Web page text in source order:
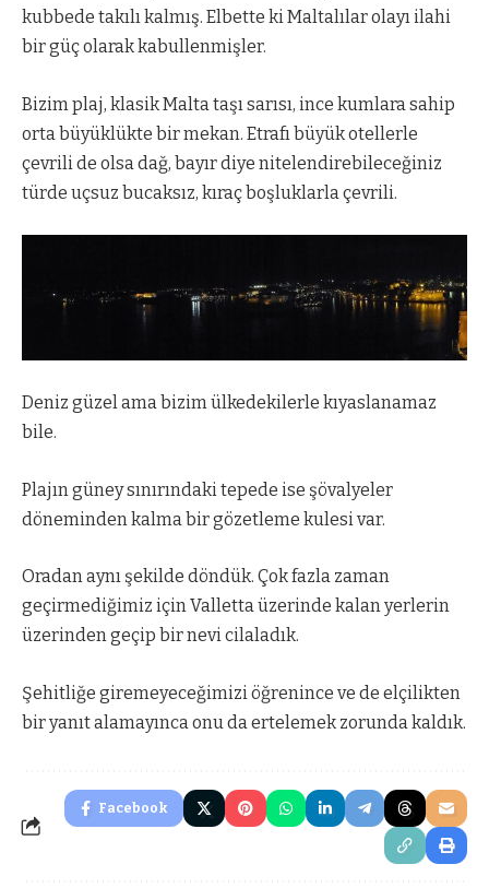
kubbede takılı kalmış. Elbette ki Maltalılar olayı ilahi
bir güç olarak kabullenmişler.
Bizim plaj, klasik Malta taşı sarısı, ince kumlara sahip
orta büyüklükte bir mekan. Etrafı büyük otellerle
çevrili de olsa dağ, bayır diye nitelendirebileceğiniz
türde uçsuz bucaksız, kıraç boşluklarla çevrili.
Deniz güzel ama bizim ülkedekilerle kıyaslanamaz
bile.
Plajın güney sınırındaki tepede ise şövalyeler
döneminden kalma bir gözetleme kulesi var.
Oradan aynı şekilde döndük. Çok fazla zaman
geçirmediğimiz için Valletta üzerinde kalan yerlerin
üzerinden geçip bir nevi cilaladık.
Şehitliğe giremeyeceğimizi öğrenince ve de elçilikten
bir yanıt alamayınca onu da ertelemek zorunda kaldık.
Facebook